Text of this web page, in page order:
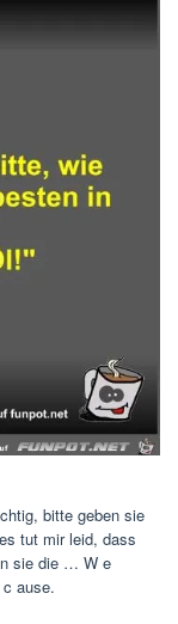
bitte geben sie
tut mir leid, dass
sie die … W e
ause.